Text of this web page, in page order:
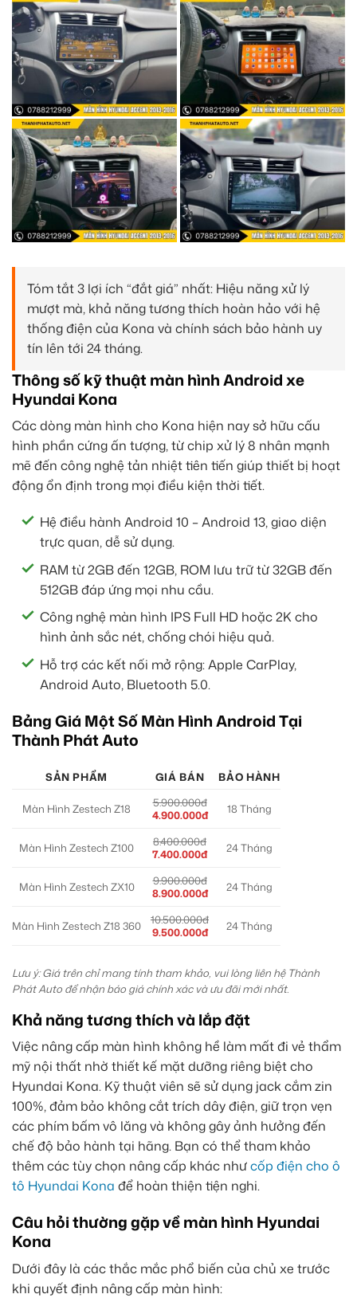
Tóm tắt 3 lợi ích “đắt giá” nhất: Hiệu năng xử lý
mượt mà, khả năng tương thích hoàn hảo với hệ
thống điện của Kona và chính sách bảo hành uy
tín lên tới 24 tháng.
Thông số kỹ thuật màn hình Android xe
Hyundai Kona
Các dòng màn hình cho Kona hiện nay sở hữu cấu
hình phần cứng ấn tượng, từ chip xử lý 8 nhân mạnh
mẽ đến công nghệ tản nhiệt tiên tiến giúp thiết bị hoạt
động ổn định trong mọi điều kiện thời tiết.
Hệ điều hành Android 10 – Android 13, giao diện
trực quan, dễ sử dụng.
RAM từ 2GB đến 12GB, ROM lưu trữ từ 32GB đến
512GB đáp ứng mọi nhu cầu.
Công nghệ màn hình IPS Full HD hoặc 2K cho
hình ảnh sắc nét, chống chói hiệu quả.
Hỗ trợ các kết nối mở rộng: Apple CarPlay,
Android Auto, Bluetooth 5.0.
Bảng Giá Một Số Màn Hình Android Tại
Thành Phát Auto
SẢN PHẨM GIÁ BÁN BẢO HÀNH
Màn Hình Zestech Z18
5.900.000đ
4.900.000đ
18 Tháng
Màn Hình Zestech Z100
8.400.000đ
7.400.000đ
24 Tháng
Màn Hình Zestech ZX10
9.900.000đ
8.900.000đ
24 Tháng
Màn Hình Zestech Z18 360
10.500.000đ
9.500.000đ
24 Tháng
Lưu ý: Giá trên chỉ mang tính tham khảo, vui lòng liên hệ Thành
Phát Auto để nhận báo giá chính xác và ưu đãi mới nhất.
Khả năng tương thích và lắp đặt
Việc nâng cấp màn hình không hề làm mất đi vẻ thẩm
mỹ nội thất nhờ thiết kế mặt dưỡng riêng biệt cho
Hyundai Kona. Kỹ thuật viên sẽ sử dụng jack cắm zin
100%, đảm bảo không cắt trích dây điện, giữ trọn vẹn
các phím bấm vô lăng và không gây ảnh hưởng đến
chế độ bảo hành tại hãng. Bạn có thể tham khảo
thêm các tùy chọn nâng cấp khác nhưcốp điện cho ô
tô Hyundai Kona để hoàn thiện tiện nghi.
Câu hỏi thường gặp về màn hình Hyundai
Kona
Dưới đây là các thắc mắc phổ biến của chủ xe trước
khi quyết định nâng cấp màn hình: